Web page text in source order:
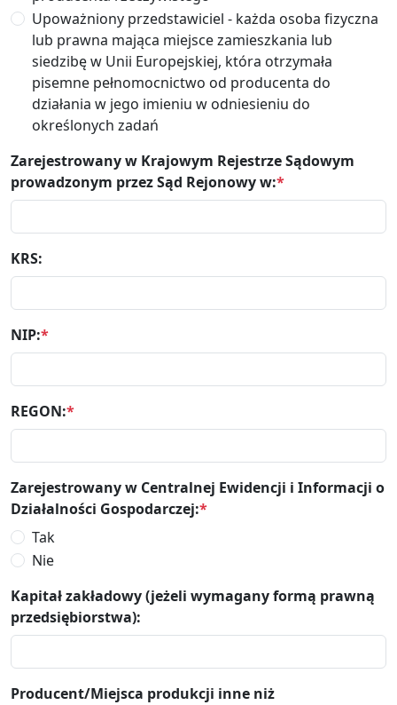
Upoważniony przedstawiciel - każda osoba fizyczna
lub prawna mająca miejsce zamieszkania lub
siedzibę w Unii Europejskiej, która otrzymała
pisemne pełnomocnictwo od producenta do
działania w jego imieniu w odniesieniu do
określonych zadań
Zarejestrowany w Krajowym Rejestrze Sądowym
prowadzonym przez Sąd Rejonowy w:*
KRS:
NIP:*
REGON:*
Zarejestrowany w Centralnej Ewidencji i Informacji o
Działalności Gospodarczej:*
Tak
Nie
Kapitał zakładowy (jeżeli wymagany formą prawną
przedsiębiorstwa):
Producent/Miejsca produkcji inne niż